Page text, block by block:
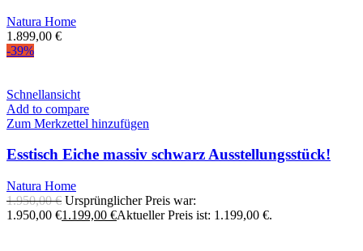
Natura Home
1.899,00 €
-39%
Schnellansicht
Add to compare
Zum Merkzettel hinzufügen
Esstisch Eiche massiv schwarz Ausstellungsstück!
Natura Home
1.950,00€ Ursprünglicher Preis war:
1.950,00 €1.199,00 €Aktueller Preis ist: 1.199,00 €.